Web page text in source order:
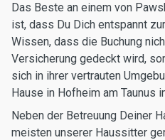
Das Beste an einem von
ist, dass Du Dich entspannt
Wissen, dass die Buchung
Versicherung gedeckt wird,
sich in ihrer vertrauten
Hause in Hofheim am Taunus
Neben der Betreuung Deiner
meisten unserer Haussitter